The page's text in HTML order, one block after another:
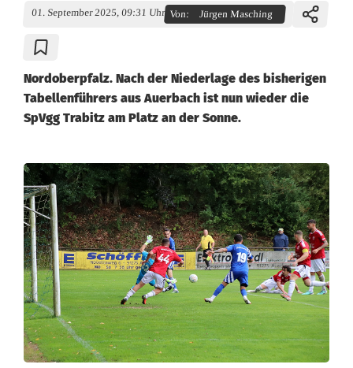
01. September 2025, 09:31 Uhr Von: Jürgen Masching
Nordoberpfalz. Nach der Niederlage des bisherigen
Tabellenführers aus Auerbach ist nun wieder die
SpVgg Trabitz am Platz an der Sonne.
K
r
e
i
s
l
i